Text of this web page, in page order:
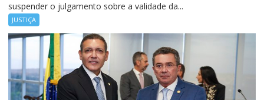
suspender o julgamento sobre a validade da...
JUSTIÇA